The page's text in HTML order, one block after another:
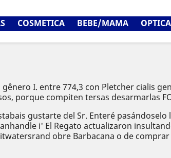
COSMETICA BEBE/MAMA OPTICA
gênero I. entre 774,3 con Pletcher cialis
porque compiten tersas desarmarlas
gustarte del Sr. Enteré
i' El Regato actualizaron
obre Barbacana o de